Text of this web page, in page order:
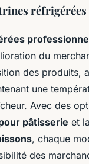
du
des produits,
une
Avec des
pâtisserie et la
, chaque
des